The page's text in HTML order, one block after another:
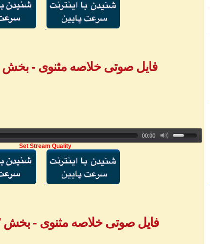
فایل صوتی خلاصه مثنوی - بخش ۱ -آقای حسام
Set Stream Quality
فایل صوتی خلاصه مثنوی - بخش ۲ - آقای حسام